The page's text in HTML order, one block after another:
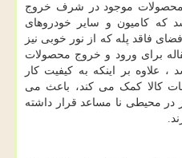
محصولات موجود در شرف خروج
که کامیون و سایر خودروهای
فاقد پله که از نور خوبی نیز
برای ورود و خروج محصولات
، علاوه بر اینکه به کیفیت کار
کالا کمک می کند، باعث می
در محیطی نا مساعد قرار داشته